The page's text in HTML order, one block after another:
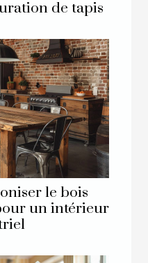
de tapis
le bois
un intérieur